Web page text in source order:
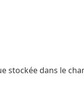
stockée dans le